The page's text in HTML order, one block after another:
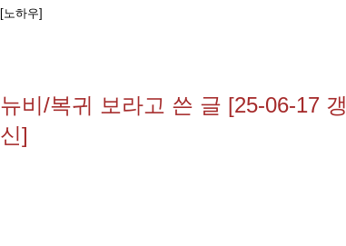
[노하우]
뉴비/복귀 보라고 쓴 글 [25-06-17 갱
신]